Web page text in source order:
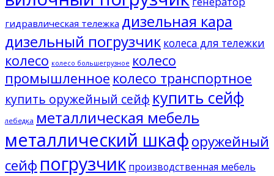
гидравлическая тележка дизельная кара
дизельный погрузчик колеса для тележки
колесо колесо большегрузное колесо
промышленное колесо транспортное
купить оружейный сейф купить сейф
лебедка металлическая мебель
металлический шкафоружейный
сейф погрузчик производственная мебель